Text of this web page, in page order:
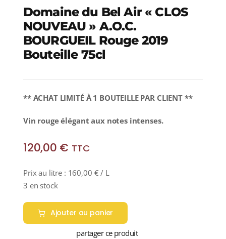
Domaine du Bel Air « CLOS
NOUVEAU » A.O.C.
BOURGUEIL Rouge 2019
Bouteille 75cl
** ACHAT LIMITÉ À 1 BOUTEILLE PAR CLIENT **
Vin rouge élégant aux notes intenses.
120,00 € TTC
Prix au litre : 160,00 € / L
3 en stock
Ajouter au panier
partager ce produit